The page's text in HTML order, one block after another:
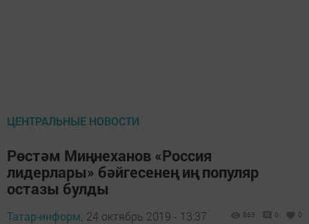
ЦЕНТРАЛЬНЫЕ НОВОСТИ
Рөстәм Миңнеханов «Россия
лидерлары» бәйгесенең иң популяр
остазы булды
Татар-информ, 24 октябрь 2019 - 13:37 863 0 0